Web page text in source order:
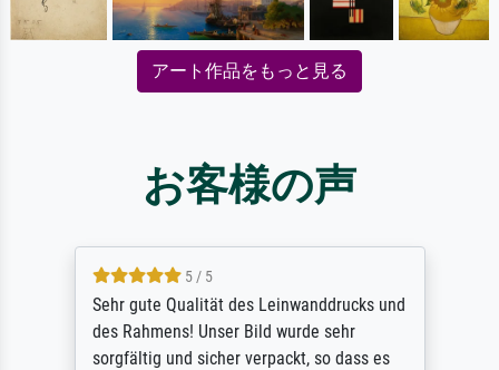
アート作品をもっと見る
お客様の声
5 / 5
Sehr gute Qualität des Leinwanddrucks und
des Rahmens! Unser Bild wurde sehr
sorgfältig und sicher verpackt, so dass es